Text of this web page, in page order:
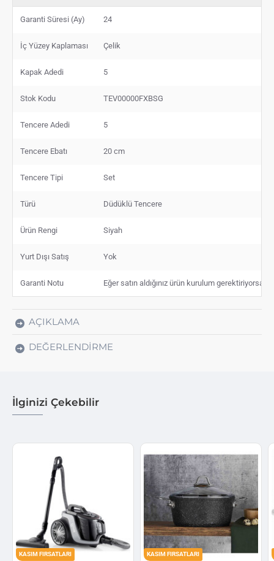
Garanti Süresi (Ay) 24
İç Yüzey Kaplaması Çelik
Kapak Adedi 5
Stok Kodu TEV00000FXBSG
Tencere Adedi 5
Tencere Ebatı 20 cm
Tencere Tipi Set
Türü Düdüklü Tencere
Ürün Rengi Siyah
Yurt Dışı Satış Yok
Garanti Notu Eğer satın aldığınız ürün kurulum gerektiriyorsa,
AÇIKLAMA
DEĞERLENDIRME
İlginizi Çekebilir
KASIM FIRSATLARI KASIM FIRSATLARI